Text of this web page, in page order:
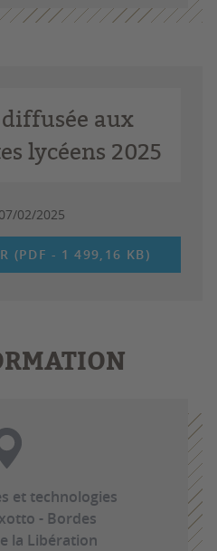
diffusée aux
lycéens 2025
02/2025
(PDF - 1 499,16 KB)
et technologies
- Bordes
la Libération